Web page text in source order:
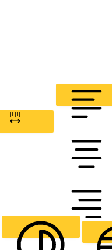
ALIGN TEXT